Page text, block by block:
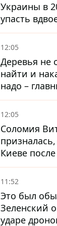
Украины в
упасть
россиян по
12:05
Деревья не
найти и
надо –
выводы из
Теремках
12:05
Соломия
Киеве
ребенка
11:52
Это был
Зеленский
ударе